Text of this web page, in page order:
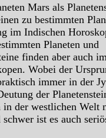
Mars als
zu bestimmten
im Indischen
Planeten und
finden aber auch
Wobei der
immer in der
der
in der westlichen Welt
ist es auch